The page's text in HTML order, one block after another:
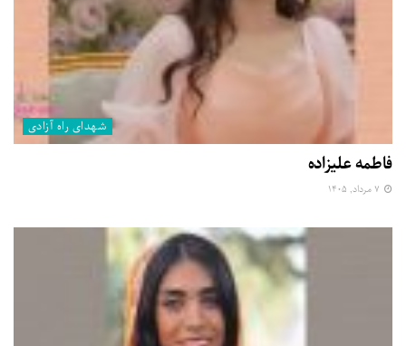
شهدای راه آزادی
فاطمه علیزاده